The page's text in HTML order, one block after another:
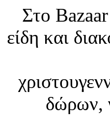
Στο Bazaar
είδη και
δώρων,